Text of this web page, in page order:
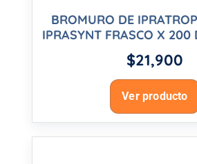
BROMURO DE
IPRASYNT FRASCO X 200
$21,900
Ver producto